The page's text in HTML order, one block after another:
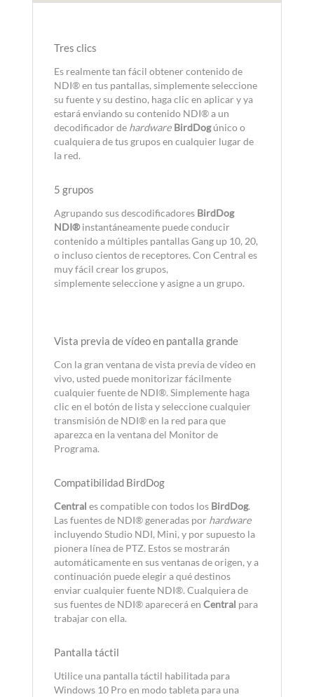
Tres clics
Es realmente tan fácil obtener contenido de
NDI® en tus pantallas, simplemente seleccione
su fuente y su destino, haga clic en aplicar y ya
estará enviando su contenido NDI® a un
decodificador de hardware BirdDogúnico o
cualquiera de tus grupos en cualquier lugar de
la red.
5 grupos
Agrupando sus descodificadores BirdDog
NDI®instantáneamente puede conducir
contenido a múltiples pantallas Gang up 10, 20,
o incluso cientos de receptores. Con Central es
muy fácil crear los grupos,
simplemente seleccione y asigne a un grupo.
Vista previa de vídeo en pantalla grande
Con la gran ventana de vista previa de vídeo en
vivo, usted puede monitorizar fácilmente
cualquier fuente de NDI®. Simplemente haga
clic en el botón de lista y seleccione cualquier
transmisión de NDI® en la red para que
aparezca en la ventana del Monitor de
Programa.
Compatibilidad BirdDog
Central es compatible con todos los BirdDog.
Las fuentes de NDI® generadas por hardware
incluyendo Studio NDI, Mini, y por supuesto la
pionera línea de PTZ. Estos se mostrarán
automáticamente en sus ventanas de origen, y a
continuación puede elegir a qué destinos
enviar cualquier fuente NDI®. Cualquiera de
sus fuentes de NDI® aparecerá enCentral para
trabajar con ella.
Pantalla táctil
Utilice una pantalla táctil habilitada para
Windows 10 Pro en modo tableta para una